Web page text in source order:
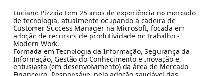
Luciane Pizzaia tem 25 anos de experiência no mercado
de tecnologia, atualmente ocupando a cadeira de
Customer Success Manager na Microsoft, focada em
adoção de recursos de produtividade no trabalho -
Modern Work.
Formada em Tecnologia da Informação, Segurança da
Informação, Gestão do Conhecimento e Inovação e,
entusiasta (em desenvolvimento) da área de Mercado
Financeiro. Responsável pela adoção saudável das